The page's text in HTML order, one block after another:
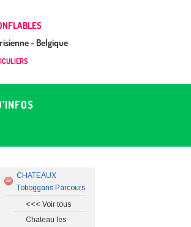
- Belgique
CHATEAUX
Toboggans Parcours
<<< Voir tous
Chateau les